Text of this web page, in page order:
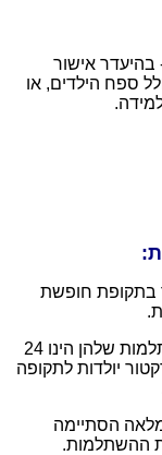
בהיעדר אישור
ספח הילדים, או
בתקופת חופשת
עבור משתלמות בתר דוקטורט, שמשך ההשתלמות שלהן הינו 24
יולדות לתקופה
הסתיימה
ההשתלמות.